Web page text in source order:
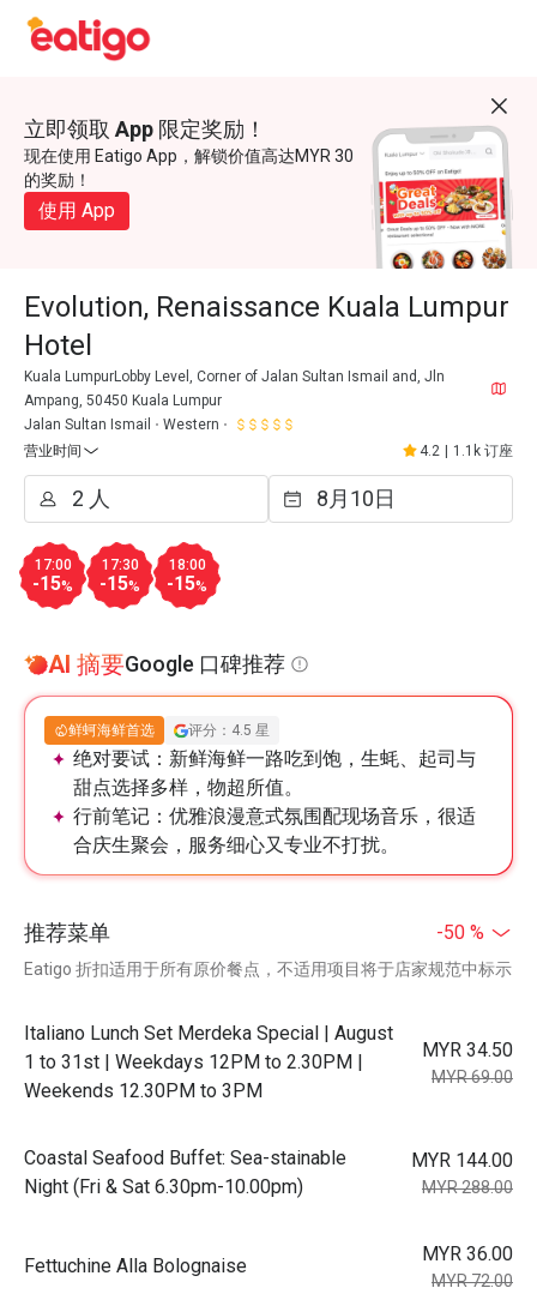
立即领取 App 限定奖励！
现在使用 Eatigo App，解锁价值高达MYR 30
的奖励！
使用 App
Evolution, Renaissance Kuala Lumpur
Hotel
Kuala LumpurLobby Level, Corner of Jalan Sultan Ismail and, Jln
Ampang, 50450 Kuala Lumpur
Jalan Sultan Ismail
Western
营业时间
4.2 1.1k 订座
17:00
-15%
17:30
-15%
18:00
-15%
AI 摘要Google 口碑推荐
鲜蚵海鲜首选 评分：4.5 星
绝对要试： 新鲜海鲜一路吃到饱，生蚝、起司与
甜点选择多样，物超所值。
行前笔记： 优雅浪漫意式氛围配现场音乐，很适
合庆生聚会，服务细心又专业不打扰。
推荐菜单 -50 %
Eatigo 折扣适用于所有原价餐点，不适用项目将于店家规范中标示
Italiano Lunch Set Merdeka Special | August
1 to 31st | Weekdays 12PM to 2.30PM |
Weekends 12.30PM to 3PM
MYR 34.50
MYR 69.00
Coastal Seafood Buffet: Sea-stainable
Night (Fri & Sat 6.30pm-10.00pm)
MYR 144.00
MYR 288.00
Fettuchine Alla Bolognaise
MYR 36.00
MYR 72.00